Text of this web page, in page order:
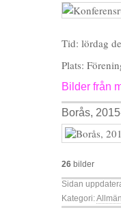
Tid: lördag
Plats:
Bilder från
Borås,
26 bilder
Sidan
Kategori: